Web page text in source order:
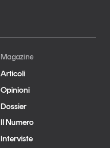
Magazine
Articoli
Opinioni
Dossier
Il Numero
Interviste